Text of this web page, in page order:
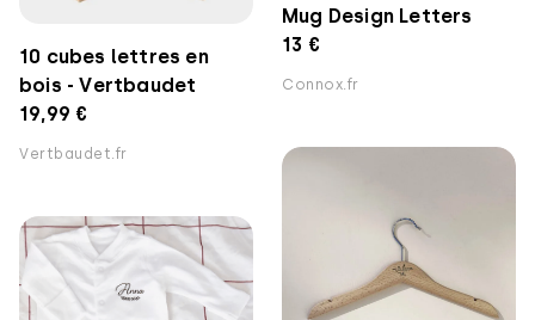
10 cubes lettres en
bois - Vertbaudet
19,99 €
Vertbaudet.fr
Mug Design Letters
13 €
Connox.fr